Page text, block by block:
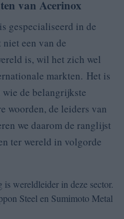
van Acerinox
gespecialiseerd in de
een van de
is, wil het zich wel
markten. Het is
wie de belangrijkste
woorden, de leiders van
we daarom de ranglijst
ter wereld in volgorde
wereldleider in deze sector.
Steel en Sumimoto Metal